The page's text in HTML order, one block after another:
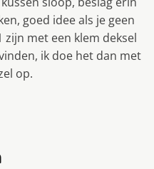
goed idee als je geen
met een klem deksel
ik doe het dan met
op.